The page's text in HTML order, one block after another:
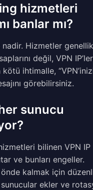
hizmetleri
banlar mı?
nadir. Hizmetler
değil, VPN
ihtimalle,
görebilirsiniz.
sunucu
bilinen VPN IP
ve bunları engeller.
önde kalmak için
ekler ve